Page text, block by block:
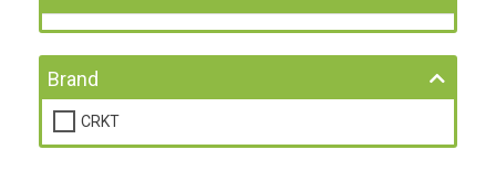
Brand
CRKT